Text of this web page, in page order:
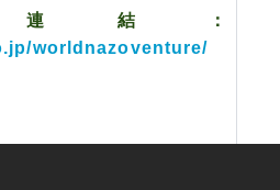
結：
worldnazoventure/